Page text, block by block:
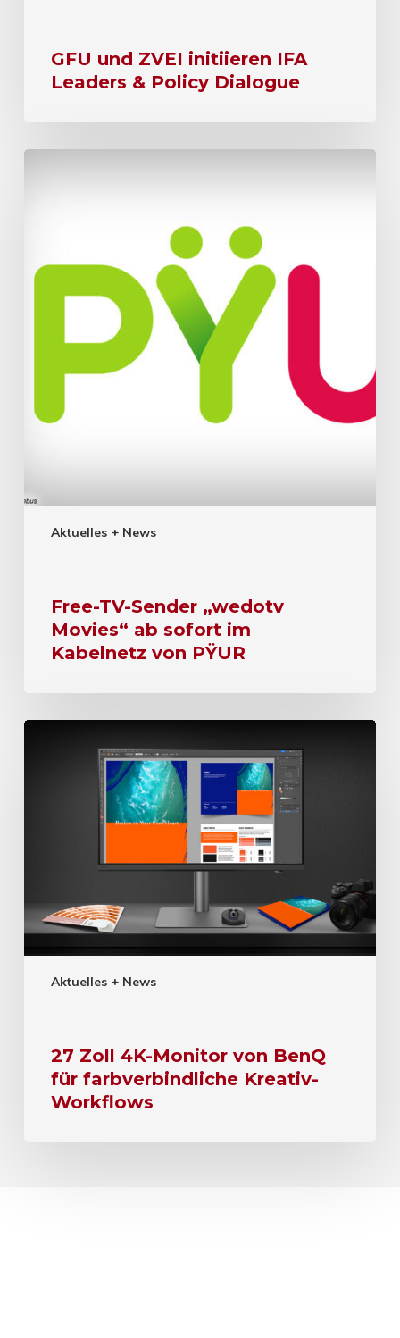
GFU und ZVEI initiieren IFA
Leaders & Policy Dialogue
Aktuelles + News
Free-TV-Sender „wedotv
Movies“ ab sofort im
Kabelnetz von PŸUR
Aktuelles + News
27 Zoll 4K-Monitor von BenQ
für farbverbindliche Kreativ-
Workflows